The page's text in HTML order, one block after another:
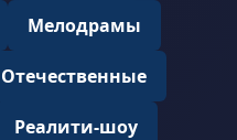
Мелодрамы
Отечественные
Реалити-шоу